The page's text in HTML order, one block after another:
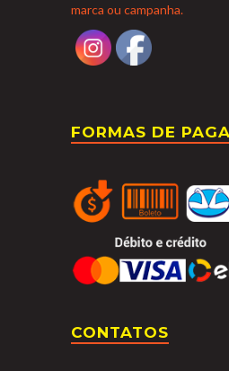
marca ou campanha.
FORMAS DE
CONTATOS